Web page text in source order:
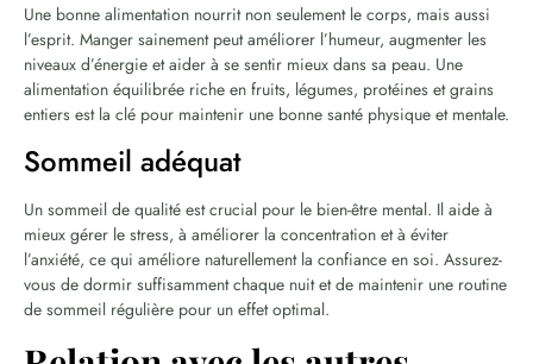
Une bonne alimentation nourrit non seulement le corps, mais aussi
l’esprit. Manger sainement peut améliorer l’humeur, augmenter les
niveaux d’énergie et aider à se sentir mieux dans sa peau. Une
alimentation équilibrée riche en fruits, légumes, protéines et grains
entiers est la clé pour maintenir une bonne santé physique et mentale.
Sommeil adéquat
Un sommeil de qualité est crucial pour le bien-être mental. Il aide à
mieux gérer le stress, à améliorer la concentration et à éviter
l’anxiété, ce qui améliore naturellement la confiance en soi. Assurez-
vous de dormir suffisamment chaque nuit et de maintenir une routine
de sommeil régulière pour un effet optimal.